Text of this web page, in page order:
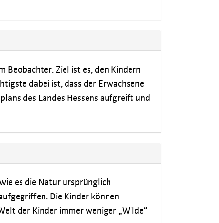
Beobachter. Ziel ist es, den Kindern
dabei ist, dass der Erwachsene
des Landes Hessens aufgreift und
es die Natur ursprünglich
Die Kinder können
der Kinder immer weniger „Wilde“